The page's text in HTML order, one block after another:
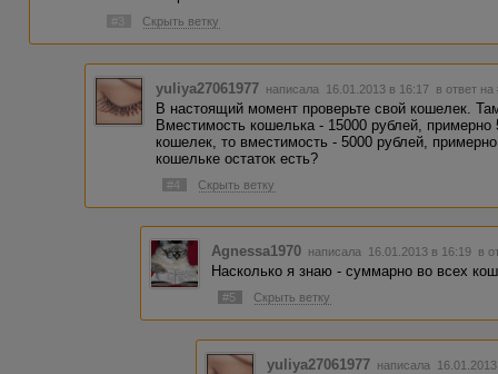
Скрыть ветку
yuliya27061977 написала 16.01.2013 в 16:17 в ответ на
В настоящий момент проверьте свой кошелек.
Вместимость кошелька - 15000 рублей,
кошелек, то вместимость - 5000 рублей,
кошельке остаток есть?
#4 Скрыть ветку
Agnessa1970 написала 16.01.2013 в 16:19 в
Насколько я знаю - суммарно во всех
#5 Скрыть ветку
yuliya27061977 написала